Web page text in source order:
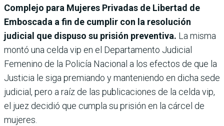
Complejo para Mujeres Privadas de Libertad de
Emboscada a fin de cumplir con la resolución
judicial que dispuso su prisión preventiva. La misma
montó una celda vip en el Departamento Judicial
Femenino de la Policía Nacional a los efectos de que la
Justicia le siga premiando y manteniendo en dicha sede
judicial, pero a raíz de las publicaciones de la celda vip,
el juez decidió que cumpla su prisión en la cárcel de
mujeres.